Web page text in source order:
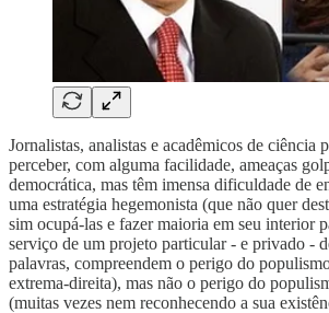
Jornalistas, analistas e acadêmicos de ciência
perceber, com alguma facilidade, ameaças
democrática, mas têm imensa dificuldade de
uma estratégia hegemonista (que não quer
sim ocupá-las e fazer maioria em seu interior
serviço de um projeto particular - e privado -
palavras, compreendem o perigo do
extrema-direita), mas não o perigo do
(muitas vezes nem reconhecendo a sua